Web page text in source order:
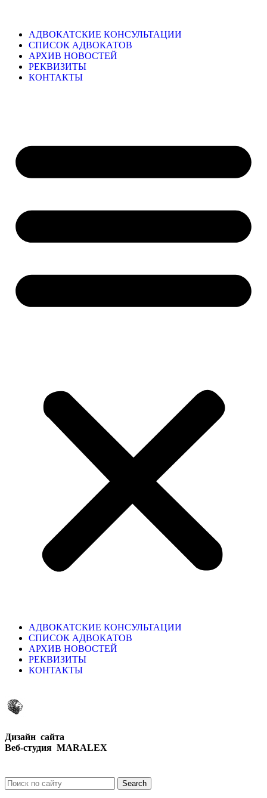
АДВОКАТСКИЕ КОНСУЛЬТАЦИИ
СПИСОК АДВОКАТОВ
АРХИВ НОВОСТЕЙ
РЕКВИЗИТЫ
КОНТАКТЫ
АДВОКАТСКИЕ КОНСУЛЬТАЦИИ
СПИСОК АДВОКАТОВ
АРХИВ НОВОСТЕЙ
РЕКВИЗИТЫ
КОНТАКТЫ
Дизайн сайта
Веб-студия MARALEX
Search